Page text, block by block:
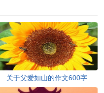
关于父爱如山的作文600字